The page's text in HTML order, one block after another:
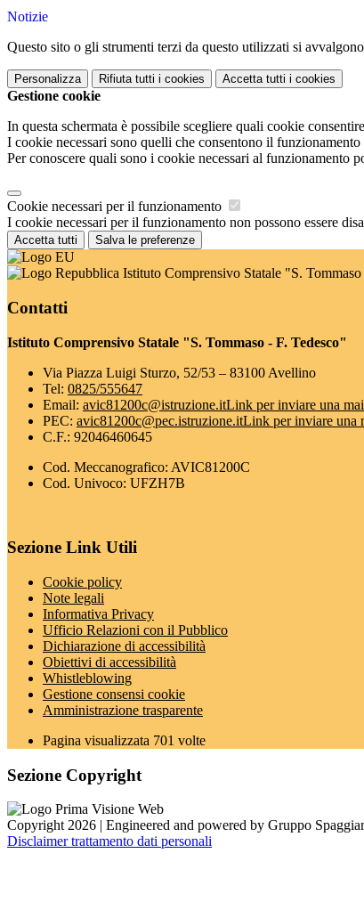
Notizie
Questo sito o gli strumenti terzi da questo utilizzati si
Personalizza Rifiuta tutti i cookies Accetta tutti i cookies
Gestione cookie
In questa schermata è possibile scegliere quali cookie
I cookie necessari sono quelli che consentono il
Per conoscere quali sono i cookie necessari al funzionamento
Cookie necessari per il funzionamento
I cookie necessari per il funzionamento non possono essere
Accetta tutti Salva le preferenze
Istituto Comprensivo Statale "S.
Contatti
Istituto Comprensivo Statale "S. Tommaso - F. Tedesco"
Via Piazza Luigi Sturzo, 52/53 – 83100 Avellino
Tel: 0825/555647
Email: avic81200c@istruzione.itLink per inviare una
PEC: avic81200c@pec.istruzione.itLink per inviare una
C.F.: 92046460645
Cod. Meccanografico: AVIC81200C
Cod. Univoco: UFZH7B
Sezione Link Utili
Cookie policy
Note legali
Informativa Privacy
Ufficio Relazioni con il Pubblico
Dichiarazione di accessibilità
Obiettivi di accessibilità
Whistleblowing
Gestione consensi cookie
Amministrazione trasparente
Pagina visualizzata 701 volte
Sezione Copyright
Copyright 2026 | Engineered and powered by Gruppo
Disclaimer trattamento dati personali